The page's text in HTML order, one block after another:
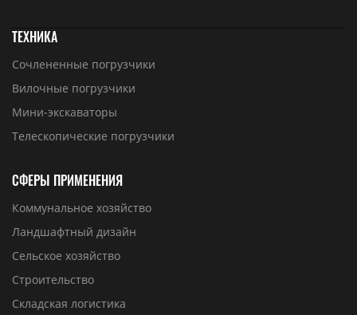
ТЕХНИКА
Сочлененные погрузчики
Вилочные погрузчики
Мини-экскаваторы
Телескопические погрузчики
СФЕРЫ ПРИМЕНЕНИЯ
Коммунальное хозяйство
Ландшафтный дизайн
Сельское хозяйство
Строительство
Складская логистика